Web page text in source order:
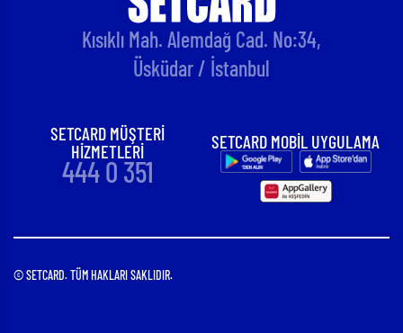
Kısıklı Mah. Alemdağ Cad. No:34,
Üsküdar / İstanbul
SETCARD MÜŞTERİ
HİZMETLERİ
444 0 351
SETCARD MOBİL UYGULAMA
© SETCARD. TÜM HAKLARI SAKLIDIR.